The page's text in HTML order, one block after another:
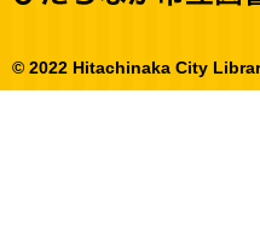
© 2022 Hitachinaka City